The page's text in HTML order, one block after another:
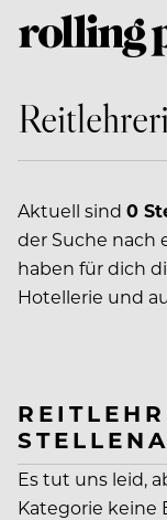
Aktuell sind 0
der Suche nach
haben für dich
Hotellerie und
Es tut uns leid,
Kategorie keine